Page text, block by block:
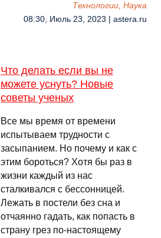
Технологии, Наука
08:30, Июль 23, 2023 | astera.ru
Что делать если вы не
можете уснуть? Новые
советы ученых
Все мы время от времени
испытываем трудности с
засыпанием. Но почему и как с
этим бороться? Хотя бы раз в
жизни каждый из нас
сталкивался с бессонницей.
Лежать в постели без сна и
отчаянно гадать, как попасть в
страну грез по-настоящему